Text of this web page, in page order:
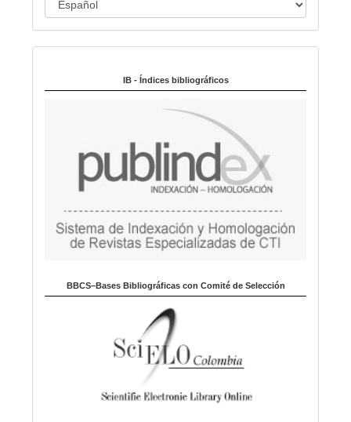
o
d
m
IB - Índices bibliográficos
BBCS–Bases Bibliográficas con Comité de Selección